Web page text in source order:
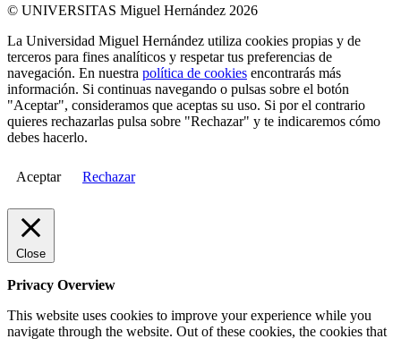
© UNIVERSITAS Miguel Hernández 2026
La Universidad Miguel Hernández utiliza cookies propias y de
terceros para fines analíticos y respetar tus preferencias de
navegación. En nuestra política de cookies encontrarás más
información. Si continuas navegando o pulsas sobre el botón
"Aceptar", consideramos que aceptas su uso. Si por el contrario
quieres rechazarlas pulsa sobre "Rechazar" y te indicaremos cómo
debes hacerlo.
Aceptar Rechazar
Close
Privacy Overview
This website uses cookies to improve your experience while you
navigate through the website. Out of these cookies, the cookies that